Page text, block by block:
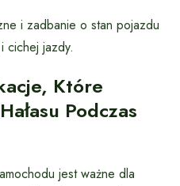
i zadbanie o stan pojazdu
cichej jazdy.
Które
Podczas
jest ważne dla